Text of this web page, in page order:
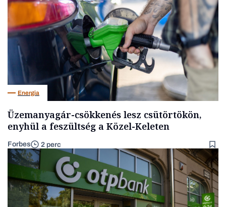
Energia
Üzemanyagár-csökkenés lesz csütörtökön,
enyhül a feszültség a Közel-Keleten
Forbes 2 perc